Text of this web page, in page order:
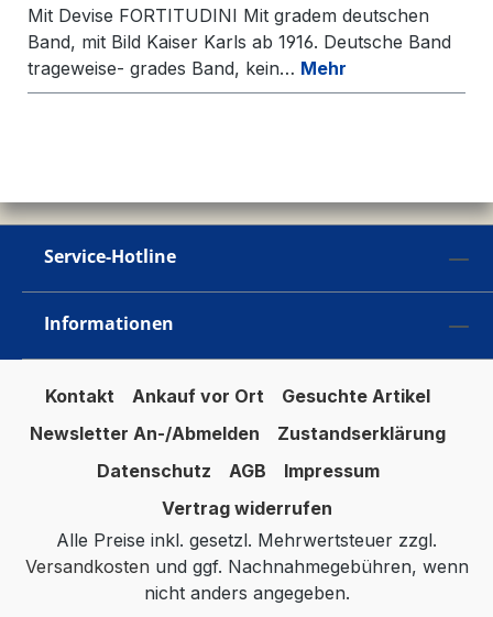
Mit Devise FORTITUDINI Mit gradem deutschen
Band, mit Bild Kaiser Karls ab 1916. Deutsche Band
trageweise- grades Band, kein… Mehr
Service-Hotline
Informationen
Kontakt Ankauf vor Ort
Gesuchte Artikel
Newsletter An-/Abmelden
Zustandserklärung
Datenschutz
AGB
Impressum
Vertrag widerrufen
Alle Preise inkl. gesetzl. Mehrwertsteuer zzgl.
Versandkosten und ggf. Nachnahmegebühren, wenn
nicht anders angegeben.